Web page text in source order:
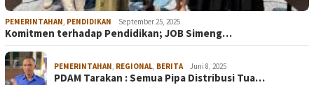
PEMERINTAHAN, PENDIDIKAN September 25, 2025
Komitmen terhadap Pendidikan; JOB Simeng…
PEMERINTAHAN, REGIONAL, BERITA Juni 8, 2025
PDAM Tarakan : Semua Pipa Distribusi Tua…